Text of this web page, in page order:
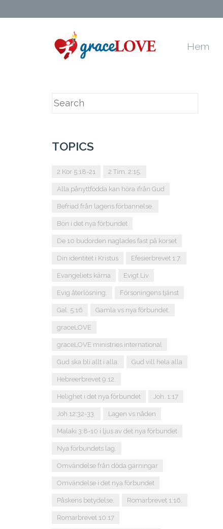
Hem
TOPICS
2 Kor 5:18-21 2 Tim. 2:15.
Alla pånyttfödda kan höra ifrån Gud
Befriad från lagens förbannelse.
Bön i det nya förbundet
De 10 budorden naglades fast på korset
Din identitet i Kristus Efesierbrevet 1:7.
Evangeliets kärna Evigt Liv
Evig återlösning. Försoningens tjänst
Gal. 5:16 Gamla vs nya förbundet.
graceLOVE
graceLOVE ministries international
Gud ska bli allt i alla. Gud vill hela alla
Hebreerbrevet 9:12.
Helighet i det nya förbundet Joh. 1:17
Joh 12:32-33. Lagen vs nåden
Malaki 3:8-10 i ljus av det nya förbundet
Nya förbundets lag.
Omvändelse från döda gärningar
Omvändelse i det nya förbundet
Påskens betydelse. Romarbrevet 1:16.
Romarbrevet 10:17